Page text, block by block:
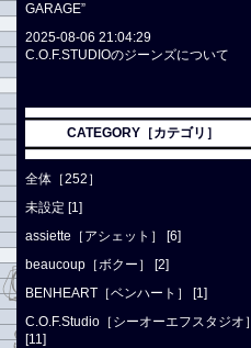
GARAGE”
2025-08-06 21:04:29
C.O.F.STUDIOのジーンズについて
CATEGORY［カテゴリ］
全体［252］
未設定 [1]
assiette［アシェット］ [6]
beaucoup［ボクー］ [2]
BENHEART［ベンハート］ [1]
C.O.F.Studio［シーオーエフスタジオ］
[11]